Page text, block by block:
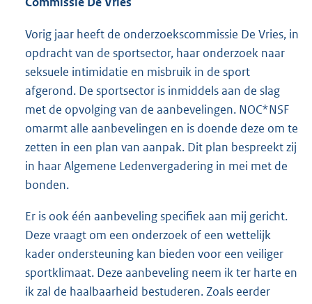
Vorig jaar heeft de onderzoekscommissie De Vries, in
opdracht van de sportsector, haar onderzoek naar
seksuele intimidatie en misbruik in de sport
afgerond. De sportsector is inmiddels aan de slag
met de opvolging van de aanbevelingen. NOC*NSF
omarmt alle aanbevelingen en is doende deze om te
zetten in een plan van aanpak. Dit plan bespreekt zij
in haar Algemene Ledenvergadering in mei met de
bonden.
Er is ook één aanbeveling specifiek aan mij gericht.
Deze vraagt om een onderzoek of een wettelijk
kader ondersteuning kan bieden voor een veiliger
sportklimaat. Deze aanbeveling neem ik ter harte en
ik zal de haalbaarheid bestuderen. Zoals eerder